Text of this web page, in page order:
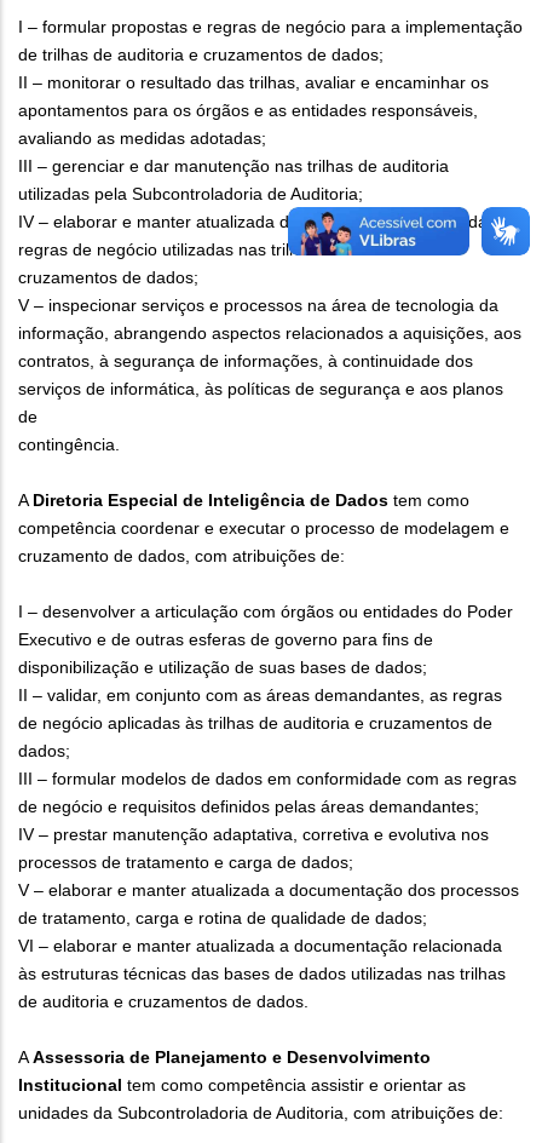
I – formular propostas e regras de negócio para a implementação
de trilhas de auditoria e cruzamentos de dados;
II – monitorar o resultado das trilhas, avaliar e encaminhar os
apontamentos para os órgãos e as entidades responsáveis,
avaliando as medidas adotadas;
III – gerenciar e dar manutenção nas trilhas de auditoria
utilizadas pela Subcontroladoria de Auditoria;
IV – elaborar e manter atualizada documentação relacionada às
regras de negócio utilizadas nas trilhas de auditoria e
cruzamentos de dados;
V – inspecionar serviços e processos na área de tecnologia da
informação, abrangendo aspectos relacionados a aquisições, aos
contratos, à segurança de informações, à continuidade dos
serviços de informática, às políticas de segurança e aos planos
de
contingência.
A Diretoria Especial de Inteligência de Dados tem como
competência coordenar e executar o processo de modelagem e
cruzamento de dados, com atribuições de:
I – desenvolver a articulação com órgãos ou entidades do Poder
Executivo e de outras esferas de governo para fins de
disponibilização e utilização de suas bases de dados;
II – validar, em conjunto com as áreas demandantes, as regras
de negócio aplicadas às trilhas de auditoria e cruzamentos de
dados;
III – formular modelos de dados em conformidade com as regras
de negócio e requisitos definidos pelas áreas demandantes;
IV – prestar manutenção adaptativa, corretiva e evolutiva nos
processos de tratamento e carga de dados;
V – elaborar e manter atualizada a documentação dos processos
de tratamento, carga e rotina de qualidade de dados;
VI – elaborar e manter atualizada a documentação relacionada
às estruturas técnicas das bases de dados utilizadas nas trilhas
de auditoria e cruzamentos de dados.
AAssessoria de Planejamento e Desenvolvimento
Institucional tem como competência assistir e orientar as
unidades da Subcontroladoria de Auditoria, com atribuições de: